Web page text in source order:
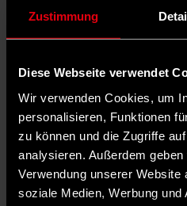
Zustimmung
Diese Webseite verwendet
Wir verwenden Cookies, um
personalisieren, Funktionen
zu können und die Zugriffe
analysieren. Außerdem
Verwendung unserer Website
soziale Medien, Werbung
Auf X teilen
Teilen 0 Kommentare
Ob es im kommenden Schuljahr
Präsenzunterricht geben kann,